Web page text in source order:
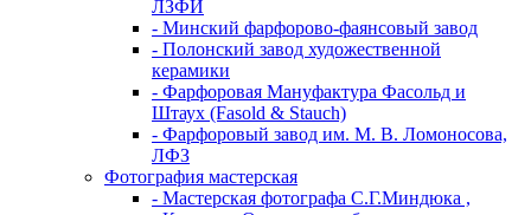
ЛЗФИ
- Минский фарфорово-фаянсовый завод
- Полонский завод художественной
керамики
- Фарфоровая Мануфактура Фасольд и
Штаух (Fasold & Stauch)
- Фарфоровый завод им. М. В. Ломоносова,
ЛФЗ
Фотография мастерская
- Мастерская фотографа С.Г.Миндюка ,